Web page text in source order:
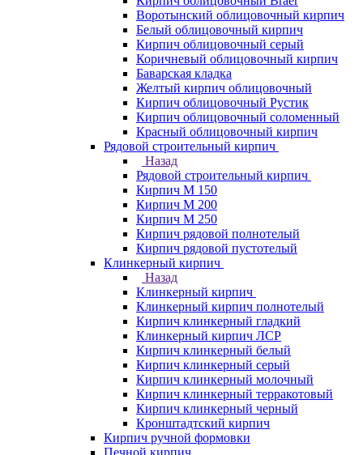
Воротынский облицовочный кирпич
Белый облицовочный кирпич
Кирпич облицовочный серый
Коричневый облицовочный кирпич
Баварская кладка
Желтый кирпич облицовочный
Кирпич облицовочный Рустик
Кирпич облицовочный соломенный
Красный облицовочный кирпич
Рядовой строительный кирпич
Назад
Рядовой строительный кирпич
Кирпич М 150
Кирпич М 200
Кирпич М 250
Кирпич рядовой полнотелый
Кирпич рядовой пустотелый
Клинкерный кирпич
Назад
Клинкерный кирпич
Клинкерный кирпич полнотелый
Кирпич клинкерный гладкий
Клинкерный кирпич ЛСР
Кирпич клинкерный белый
Кирпич клинкерный серый
Кирпич клинкерный молочный
Кирпич клинкерный терракотовый
Кирпич клинкерный черный
Кронштадтский кирпич
Кирпич ручной формовки
Печной кирпич